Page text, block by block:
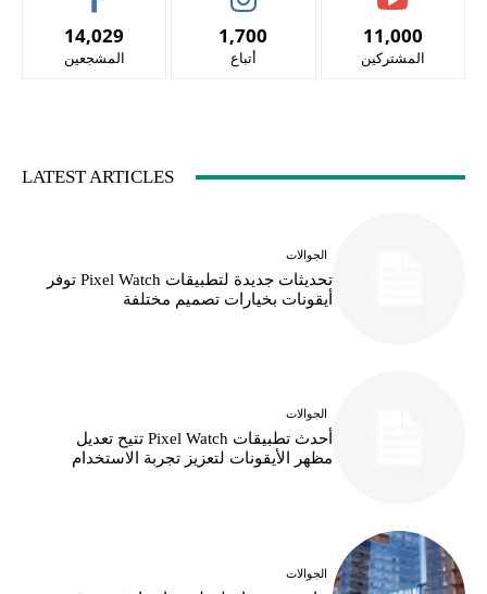
14,029
المشجعين
1,700
أتباع
11,000
المشتركين
LATEST ARTICLES
الجوالات
تحديثات جديدة لتطبيقات Pixel Watch توفر
أيقونات بخيارات تصميم مختلفة
الجوالات
أحدث تطبيقات Pixel Watch تتيح تعديل
مظهر الأيقونات لتعزيز تجربة الاستخدام
الجوالات